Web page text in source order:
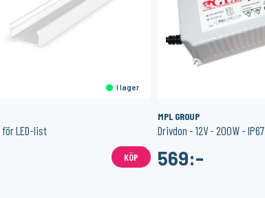
I lager
LED-list
KÖP
MPL GROUP
Drivdon - 12V - 200W - IP67
569:-